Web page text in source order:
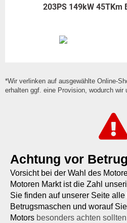
203PS 149kW 45TKm
*Wir verlinken auf ausgewählte Online-
erhalten ggf. eine Provision, wodurch wir
Achtung vor
Vorsicht bei der Wahl des
Motoren Markt ist die Zahl
Sie finden auf unserer Seite
Betrugsmaschen und worauf
Motors besonders achten